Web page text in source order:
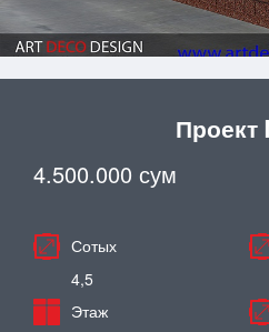
4.500.000 сум
Сотых
4,5
Этаж